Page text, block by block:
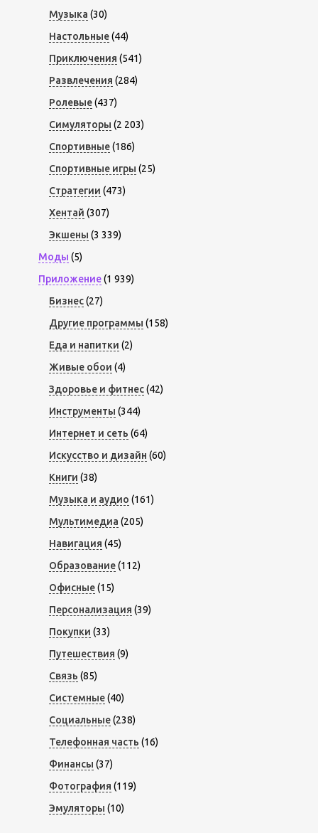
Музыка (30)
Настольные(44)
Приключения (541)
Развлечения (284)
Ролевые(437)
Симуляторы (2 203)
Спортивные(186)
Спортивные игры (25)
Стратегии (473)
Хентай (307)
Экшены (3 339)
Моды (5)
Приложение(1 939)
Бизнес(27)
Другие программы (158)
Еда и напитки (2)
Живые обои (4)
Здоровье и фитнес(42)
Инструменты (344)
Интернет и сеть (64)
Искусство и дизайн (60)
Книги (38)
Музыка и аудио (161)
Мультимедиа (205)
Навигация (45)
Образование(112)
Офисные(15)
Персонализация (39)
Покупки (33)
Путешествия (9)
Связь (85)
Системные(40)
Социальные(238)
Телефонная часть (16)
Финансы (37)
Фотография (119)
Эмуляторы (10)